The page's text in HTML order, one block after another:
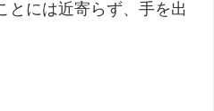
とには近寄らず、手を出